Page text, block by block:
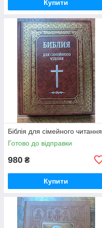
Купити
Біблія для сімейного читання
Готово до відправки
980 ₴
Купити